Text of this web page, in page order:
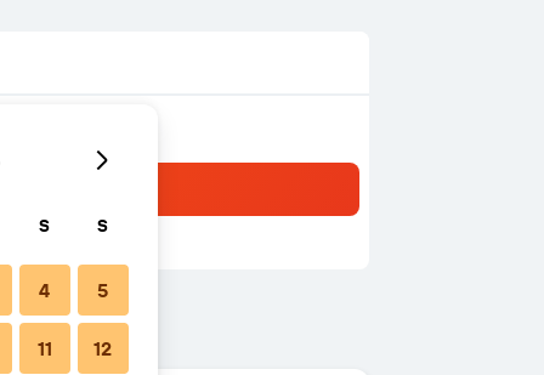
S S
4 5
11 12